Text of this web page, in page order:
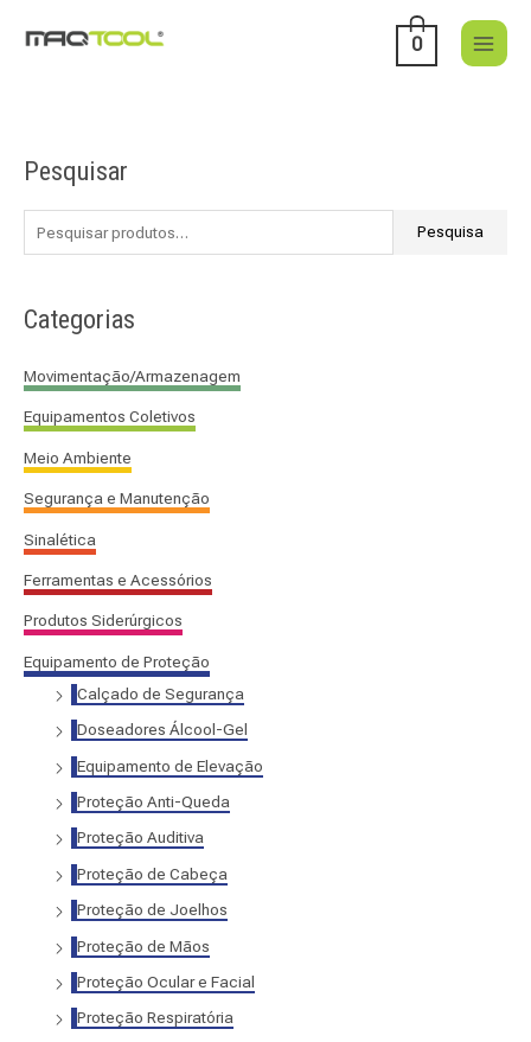
0
Pesquisar
P
i
a
r
p
r
:
Pesquisa
Categorias
Movimentação/Armazenagem
Equipamentos Coletivos
Meio Ambiente
Segurança e Manutenção
Sinalética
Ferramentas e Acessórios
Produtos Siderúrgicos
Equipamento de Proteção
Calçado de Segurança
Doseadores Álcool-Gel
Equipamento de Elevação
Proteção Anti-Queda
Proteção Auditiva
Proteção de Cabeça
Proteção de Joelhos
Proteção de Mãos
Proteção Ocular e Facial
Proteção Respiratória